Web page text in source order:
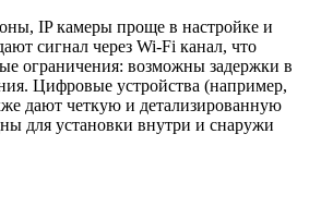
IP камеры проще в настройке и
сигнал через Wi-Fi канал, что
ограничения: возможны задержки в
Цифровые устройства (например,
дают четкую и детализированную
для установки внутри и снаружи